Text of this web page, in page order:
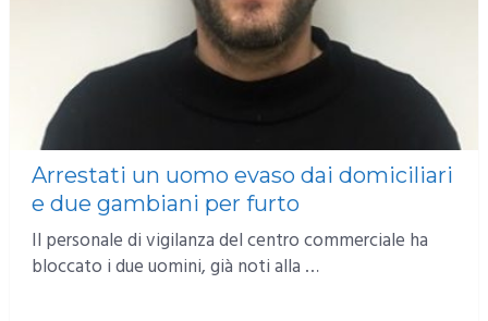
Arrestati un uomo evaso dai domiciliari
e due gambiani per furto
Il personale di vigilanza del centro commerciale ha
bloccato i due uomini, già noti alla …